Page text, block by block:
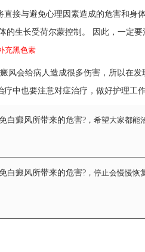
与避免心理因素造成的危害和身
的生长受荷尔蒙控制。 因此，一定
充黑色素
风会给病人造成很多伤害，所以在
中也要注意对症治疗，做好护理工作
白癜风所带来的危害?，希望大家都能
白癜风所带来的危害?，停止会慢慢恢